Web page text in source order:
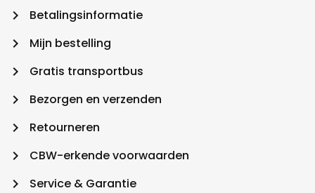
keyboard_arrow_right Betalingsinformatie
keyboard_arrow_right Mijn bestelling
keyboard_arrow_right Gratis transportbus
keyboard_arrow_right Bezorgen en verzenden
keyboard_arrow_right Retourneren
keyboard_arrow_right CBW-erkende voorwaarden
keyboard_arrow_right Service & Garantie